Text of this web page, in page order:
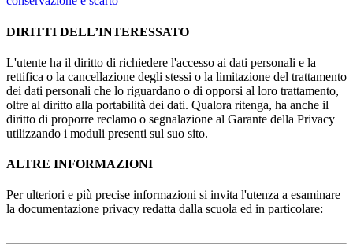
DIRITTI DELL’INTERESSATO
L'utente ha il diritto di richiedere l'accesso ai dati personali e la
rettifica o la cancellazione degli stessi o la limitazione del trattamento
dei dati personali che lo riguardano o di opporsi al loro trattamento,
oltre al diritto alla portabilità dei dati. Qualora ritenga, ha anche il
diritto di proporre reclamo o segnalazione al Garante della Privacy
utilizzando i moduli presenti sul suo sito.
ALTRE INFORMAZIONI
Per ulteriori e più precise informazioni si invita l'utenza a esaminare
la documentazione privacy redatta dalla scuola ed in particolare: